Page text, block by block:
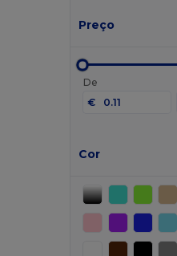
Preço
De
€
Cor